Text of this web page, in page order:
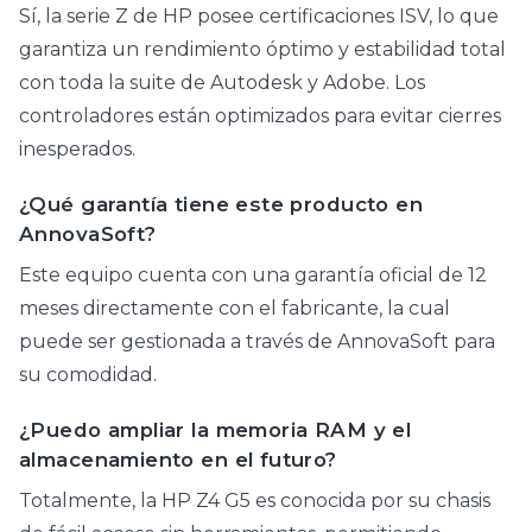
Sí, la serie Z de HP posee certificaciones ISV, lo que
garantiza un rendimiento óptimo y estabilidad total
con toda la suite de Autodesk y Adobe. Los
controladores están optimizados para evitar cierres
inesperados.
¿Qué garantía tiene este producto en
AnnovaSoft?
Este equipo cuenta con una garantía oficial de 12
meses directamente con el fabricante, la cual
puede ser gestionada a través de AnnovaSoft para
su comodidad.
¿Puedo ampliar la memoria RAM y el
almacenamiento en el futuro?
Totalmente, la HP Z4 G5 es conocida por su chasis